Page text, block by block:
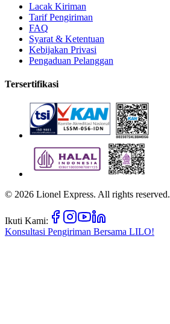
Lacak Kiriman
Tarif Pengiriman
FAQ
Syarat & Ketentuan
Kebijakan Privasi
Pengaduan Pelanggan
Tersertifikasi
© 2026 Lionel Express. All rights reserved.
Ikuti Kami:
Konsultasi Pengiriman Bersama LILO!